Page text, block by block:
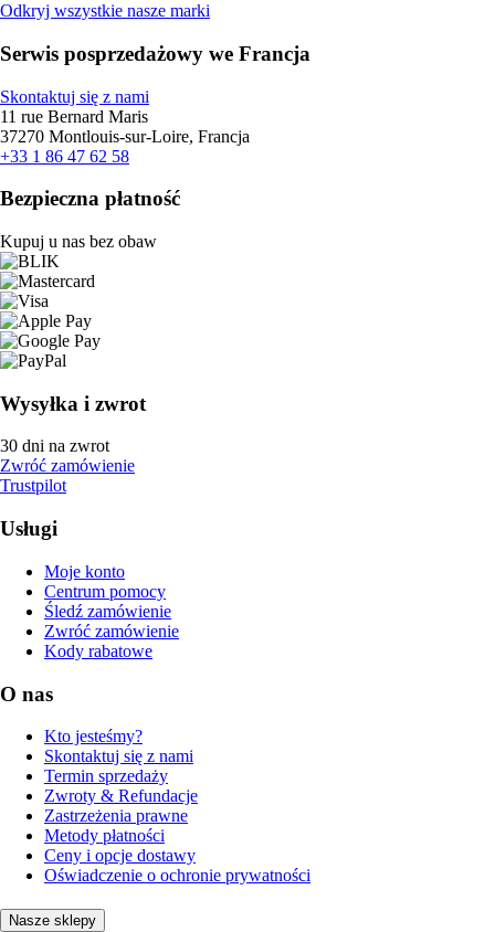
Odkryj wszystkie nasze marki
Serwis posprzedażowy we Francja
Skontaktuj się z nami
11 rue Bernard Maris
37270 Montlouis-sur-Loire, Francja
+33 1 86 47 62 58
Bezpieczna płatność
Kupuj u nas bez obaw
Wysyłka i zwrot
30 dni na zwrot
Zwróć zamówienie
Trustpilot
Usługi
Moje konto
Centrum pomocy
Śledź zamówienie
Zwróć zamówienie
Kody rabatowe
O nas
Kto jesteśmy?
Skontaktuj się z nami
Termin sprzedaży
Zwroty & Refundacje
Zastrzeżenia prawne
Metody płatności
Ceny i opcje dostawy
Oświadczenie o ochronie prywatności
Nasze sklepy